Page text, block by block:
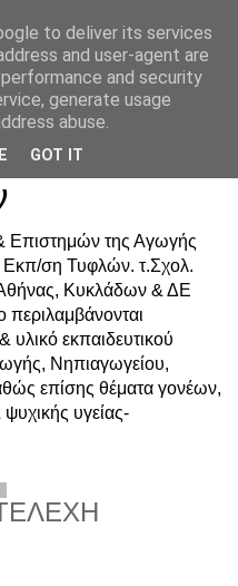
&
&
Επιστημών της Αγωγής
Εκπ/ση Τυφλών. τ.Σχολ.
Κυκλάδων & ΔΕ
περιλαμβάνονται
υλικό εκπαιδευτικού
Νηπιαγωγείου,
επίσης θέματα γονέων,
ψυχικής υγείας-
to deliver its services
and user-agent are
and security
generate usage
abuse.
GOT IT